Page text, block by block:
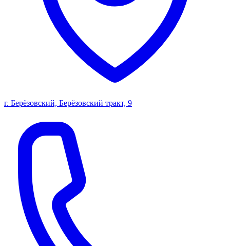
г. Берёзовский, Берёзовский тракт, 9